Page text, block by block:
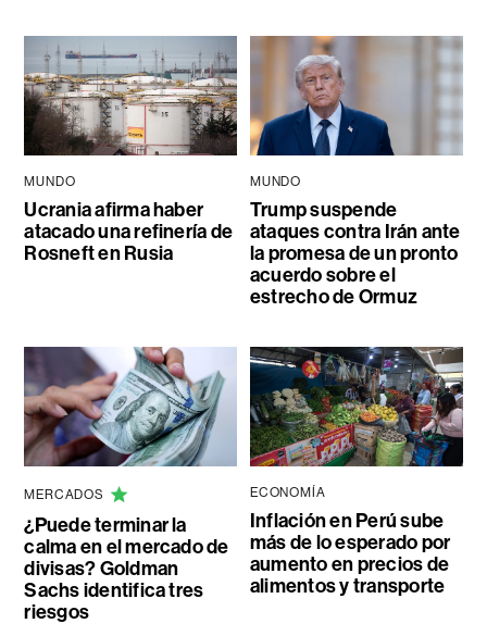
MUNDO
Ucrania afirma haber
atacado una refinería de
Rosneft en Rusia
MUNDO
Trump suspende
ataques contra Irán ante
la promesa de un pronto
acuerdo sobre el
estrecho de Ormuz
MERCADOS
¿Puede terminar la
calma en el mercado de
divisas? Goldman
Sachs identifica tres
riesgos
ECONOMÍA
Inflación en Perú sube
más de lo esperado por
aumento en precios de
alimentos y transporte